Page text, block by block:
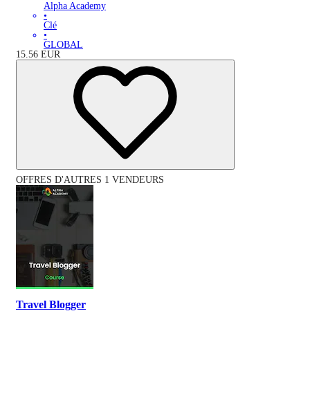
Alpha Academy
•
Clé
•
GLOBAL
15.56 EUR
OFFRES D'AUTRES 1 VENDEURS
Travel Blogger